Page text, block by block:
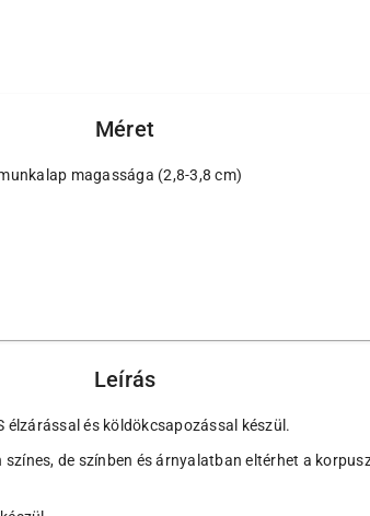
Méret
magassága (2,8-3,8 cm)
Leírás
és köldökcsapozással készül.
de színben és árnyalatban eltérhet a